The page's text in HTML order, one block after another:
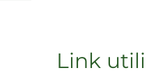
Link utili